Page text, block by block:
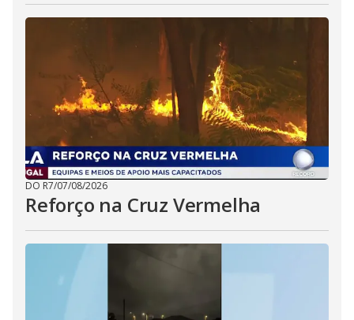
DO R7/07/08/2026
Reforço na Cruz Vermelha